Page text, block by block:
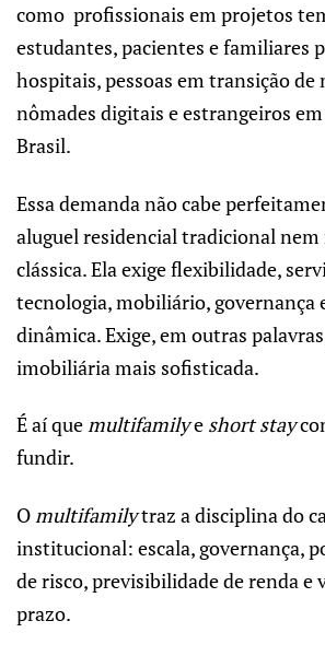
como profissionais em projetos
estudantes, pacientes e familiares
hospitais, pessoas em transição de
nômades digitais e estrangeiros
Brasil.
Essa demanda não cabe
aluguel residencial tradicional
clássica. Ela exige flexibilidade,
tecnologia, mobiliário, governança
dinâmica. Exige, em outras
imobiliária mais sofisticada.
É aí quemultifamilye short stay
fundir.
O multifamilytraz a disciplina do
institucional: escala, governança,
de risco, previsibilidade de renda e
prazo.